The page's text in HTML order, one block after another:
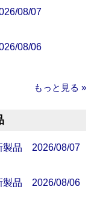
08/07
08/06
もっと見る »
製品 2026/08/07
製品 2026/08/06